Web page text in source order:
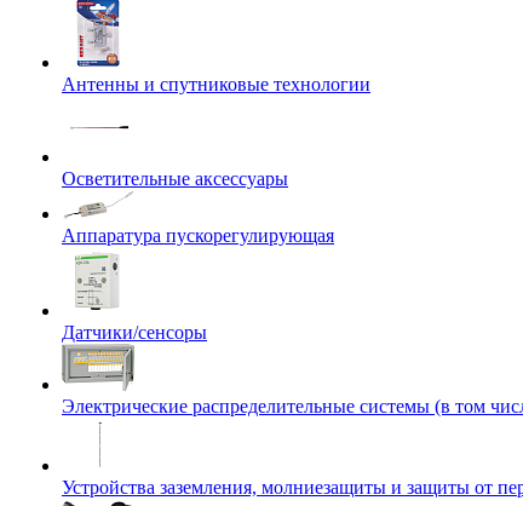
Антенны и спутниковые технологии
Осветительные аксессуары
Аппаратура пускорегулирующая
Датчики/сенсоры
Электрические распределительные системы (в том
Устройства заземления, молниезащиты и защиты от